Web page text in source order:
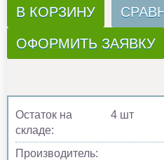
В КОРЗИНУ
ОФОРМИТЬ ЗАЯВКУ
Остаток на
складе:
4 шт
Производитель: